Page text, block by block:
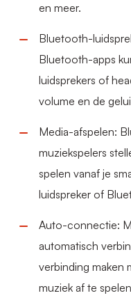
en meer.
Bluetooth-
Bluetooth-apps
luidsprekers of
volume en de
Media-afspelen:
muziekspelers
spelen vanaf je
luidspreker of
Auto-connectie:
automatisch
verbinding maken
muziek af te